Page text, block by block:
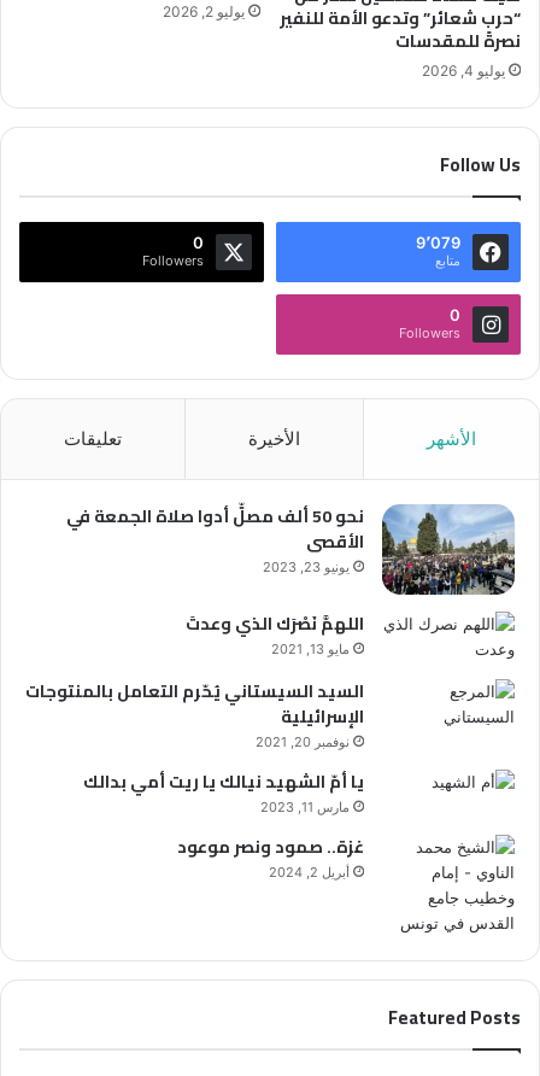
“حرب شعائر” وتدعو الأمة للنفير
نصرةً للمقدسات
يوليو 4, 2026
يوليو 2, 2026
Follow Us
9٬079
متابع
0
Followers
0
Followers
الأشهر الأخيرة تعليقات
نحو 50 ألف مصلٍّ أدوا صلاة الجمعة في
الأقصى
يونيو 23, 2023
اللهمَّ نَصْرَك الذي وعدتَ
مايو 13, 2021
السيد السيستاني يُحّرم التعامل بالمنتوجات
الإسرائيلية
نوفمبر 20, 2021
يا أمّ الشهيد نيالك يا ريت أمي بدالك
مارس 11, 2023
غزة.. صمود ونصر موعود
أبريل 2, 2024
Featured Posts